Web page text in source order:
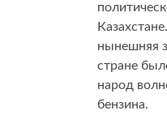
нынешняя
стране
народ
бензина.